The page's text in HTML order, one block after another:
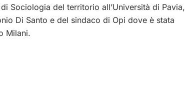
Sociologia del territorio all’Università di Pavia,
Di Santo e del sindaco di Opi dove è stata
Milani.